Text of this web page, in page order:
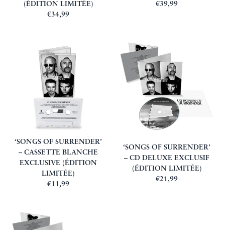
(ÉDITION LIMITÉE)
€34,99
€39,99
‘SONGS OF SURRENDER’
– CASSETTE BLANCHE
EXCLUSIVE (ÉDITION
LIMITÉE)
€11,99
‘SONGS OF SURRENDER’
– CD DELUXE EXCLUSIF
(ÉDITION LIMITÉE)
€21,99